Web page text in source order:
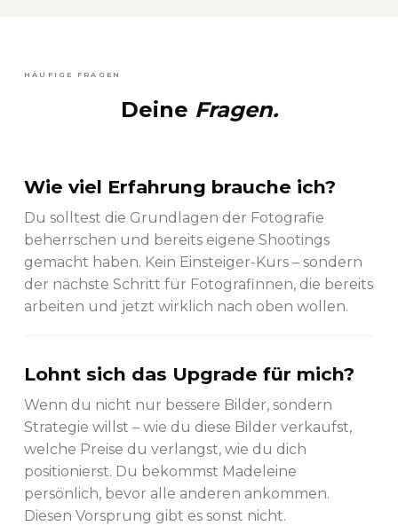
HÄUFIGE FRAGEN
Deine Fragen.
Wie viel Erfahrung brauche ich?
Du solltest die Grundlagen der Fotografie
beherrschen und bereits eigene Shootings
gemacht haben. Kein Einsteiger-Kurs – sondern
der nächste Schritt für Fotografinnen, die bereits
arbeiten und jetzt wirklich nach oben wollen.
Lohnt sich das Upgrade für mich?
Wenn du nicht nur bessere Bilder, sondern
Strategie willst – wie du diese Bilder verkaufst,
welche Preise du verlangst, wie du dich
positionierst. Du bekommst Madeleine
persönlich, bevor alle anderen ankommen.
Diesen Vorsprung gibt es sonst nicht.